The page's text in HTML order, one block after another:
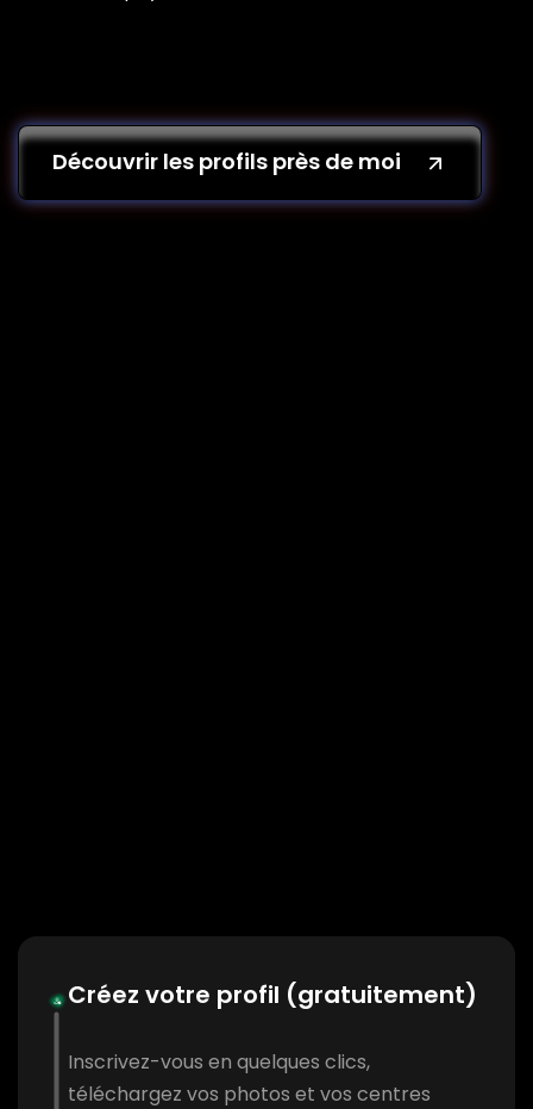
Découvrir les profils près de moi
Créez votre profil (gratuitement)
Inscrivez-vous en quelques clics,
téléchargez vos photos et vos centres